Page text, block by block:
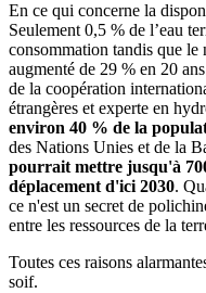
En ce qui concerne la
Seulement 0,5 % de l’eau
consommation tandis que le
augmenté de 29 % en 20
de la coopération
étrangères et experte en
environ 40 % de la
des Nations Unies et de la
pourrait mettre jusqu'à
déplacement d'ici 2030.
ce n'est un secret de
entre les ressources de la
Toutes ces raisons
soif.